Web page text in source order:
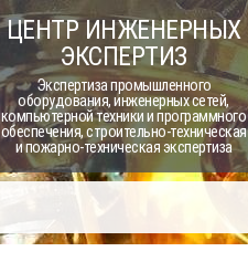
Skip
to
content
ЦЕНТР ИНЖЕНЕРНЫХ
ЭКСПЕРТИЗ
Экспертиза промышленного
оборудования, инженерных сетей,
компьютерной техники и программного
обеспечения, строительно-техническая
и пожарно-техническая экспертиза